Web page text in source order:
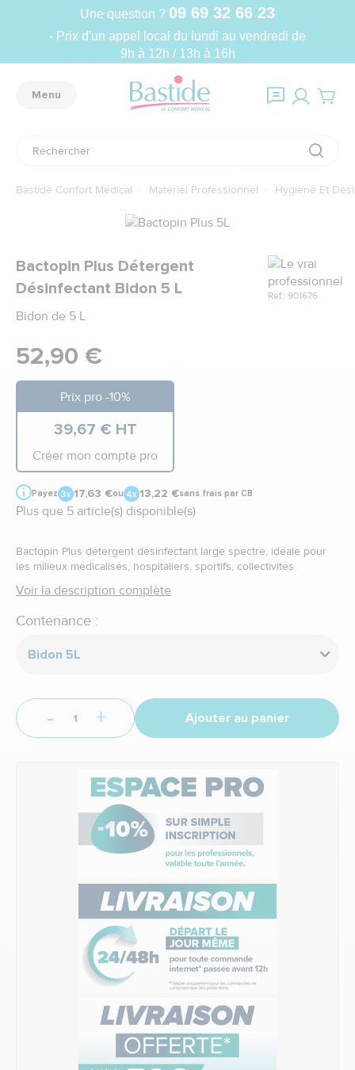
Une question ? 09 69 32 66 23
- Prix d'un appel local du lundi au vendredi de
9h à 12h / 13h à 16h
Menu
Bastide Confort Médical Matériel Professionnel Hygiene Et
Bactopin Plus Détergent
Désinfectant Bidon 5 L
Bidon de 5 L
Marque
Ref.: 901676
52,90 €
Prix pro -10%
39,67 € HT
Créer mon compte pro
Payez 17,63 €ou 13,22 €sans frais par CB
Plus que 5 article(s) disponible(s)
Bactopin Plus détergent désinfectant large spectre, idéale pour
les milieux médicalisés, hospitaliers, sportifs, collectivités
Voir la description complète
Contenance :
Bidon 5L
- + Ajouter au panier